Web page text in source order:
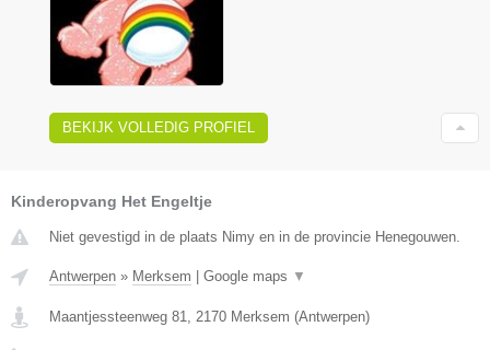
BEKIJK VOLLEDIG PROFIEL
Kinderopvang Het Engeltje
Niet gevestigd in de plaats Nimy en in de provincie Henegouwen.
Antwerpen » Merksem Google maps ▼
Maantjessteenweg 81 2170 Merksem (Antwerpen)